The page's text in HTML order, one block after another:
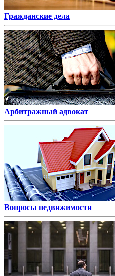
Гражданские дела
Арбитражный адвокат
Вопросы недвижимости